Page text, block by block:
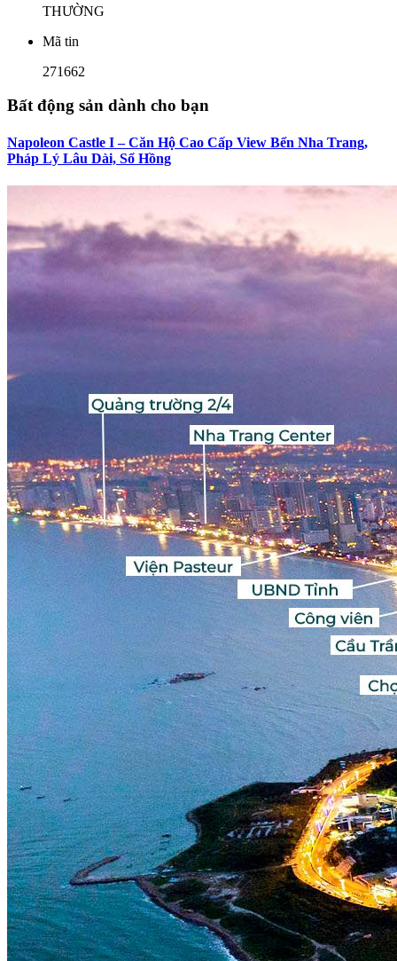
THƯỜNG
Mã tin
271662
Bất động sản dành cho bạn
Napoleon Castle I – Căn Hộ Cao Cấp View Bển Nha Trang,
Pháp Lý Lâu Dài, Sổ Hồng